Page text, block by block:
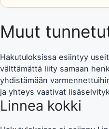
Muut
Hakutuloksissa esiintyy
välttämättä liity samaan
yhdistämään
ja yhteys vaativat
Linnea kokki